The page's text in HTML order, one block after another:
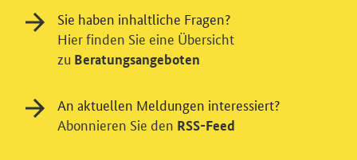
Sie haben inhaltliche Fragen?
Hier finden Sie eine Übersicht
zu Beratungsangeboten
An aktuellen Meldungen interessiert?
Abonnieren Sie den RSS-Feed